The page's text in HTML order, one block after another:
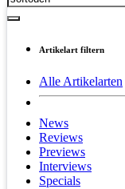
Artikelart filtern
Alle Artikelarten
News
Reviews
Previews
Interviews
Specials